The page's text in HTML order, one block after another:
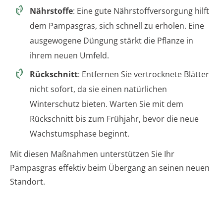
Nährstoffe: Eine gute Nährstoffversorgung hilft
dem Pampasgras, sich schnell zu erholen. Eine
ausgewogene Düngung stärkt die Pflanze in
ihrem neuen Umfeld.
Rückschnitt: Entfernen Sie vertrocknete Blätter
nicht sofort, da sie einen natürlichen
Winterschutz bieten. Warten Sie mit dem
Rückschnitt bis zum Frühjahr, bevor die neue
Wachstumsphase beginnt.
Mit diesen Maßnahmen unterstützen Sie Ihr
Pampasgras effektiv beim Übergang an seinen neuen
Standort.